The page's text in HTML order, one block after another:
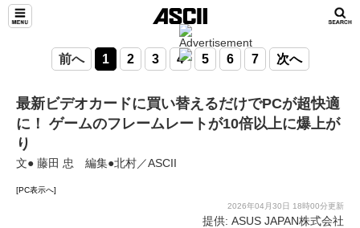
前へ 1 2 3 4 5 6 7 次へ
最新ビデオカードに買い替えるだけでPCが超快適
に！ ゲームのフレームレートが10倍以上に爆上が
り
文● 藤田 忠 編集●北村／ASCII
[PC表示へ]
2026年04月30日 18時00分更新
提供: ASUS JAPAN株式会社